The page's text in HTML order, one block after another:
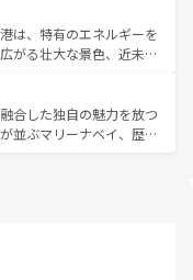
ナムコーヒーなどは、ぜ
訪れてもあたたかい人々
っと忘れられない旅にな
チェンマイなどの山岳地
ーケットやクラビの美し
ことができる。タイ料理
の季節にも異なる楽しみ
の人々、仏教を中心とし
、訪れる旅人を魅了し続
は、特有のエネルギーを
がる壮大な景色、近未来
。観光スポットが密集し
るのも魅力。息をのむよ
香港を存分に楽しみ尽く
合した独自の魅力を放つ
並ぶマリーナベイ、歴史
しめる外せないスポット